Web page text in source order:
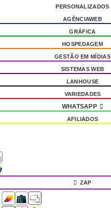
PERSONALIZADOS
AGÊNCIAWEB
GRÁFICA
HOSPEDAGEM
GESTÃO EM MÍDIAS
SISTEMAS WEB
LANHOUSE
VARIEDADES
WHATSAPP
AFILIADOS
ZAP